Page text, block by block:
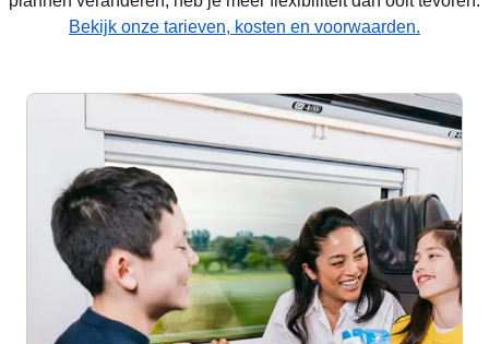
Bekijk onze tarieven, kosten en voorwaarden.